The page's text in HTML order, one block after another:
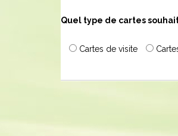
Quel type de cartes
Cartes de visite